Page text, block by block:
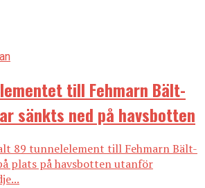
till Fehmarn Bält-
sänkts ned på havsbotten
89 tunnelelement till Fehmarn Bält-
plats på havsbotten utanför